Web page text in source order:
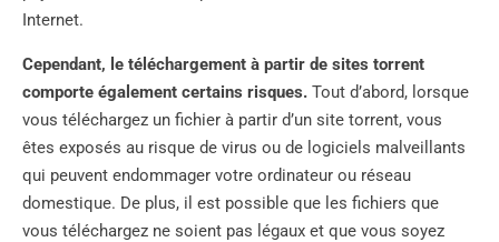
Internet.
Cependant, le téléchargement à partir de sites torrent
comporte également certains risques. Tout d’abord, lorsque
vous téléchargez un fichier à partir d’un site torrent, vous
êtes exposés au risque de virus ou de logiciels malveillants
qui peuvent endommager votre ordinateur ou réseau
domestique. De plus, il est possible que les fichiers que
vous téléchargez ne soient pas légaux et que vous soyez